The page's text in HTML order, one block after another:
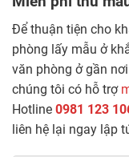
Để thuận tiện cho
phòng lấy mẫu ở
văn phòng ở gần
chúng tôi có hỗ trợ
Hotline 0981 123
liên hệ lại ngay lập